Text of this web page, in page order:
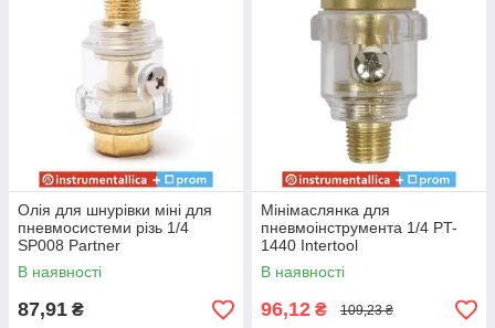
Олія для шнурівки міні для
пневмосистеми різь 1/4
SP008 Partner
В наявності
87,91 ₴
Мінімаслянка для
пневмоінструмента 1/4 PT-
1440 Intertool
В наявності
96,12 ₴ 109,23 ₴